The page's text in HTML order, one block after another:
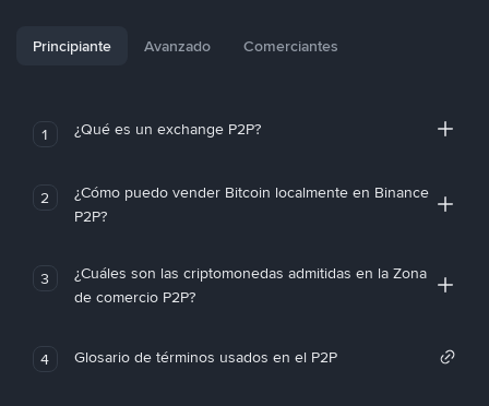
Principiante Avanzado Comerciantes
1 ¿Qué es un exchange P2P?
2
¿Cómo puedo vender Bitcoin localmente en Binance
P2P?
3
¿Cuáles son las criptomonedas admitidas en la Zona
de comercio P2P?
4 Glosario de términos usados en el P2P